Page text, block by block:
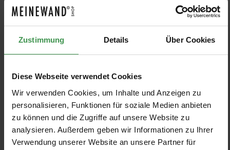
Zustimmung Details Über Cookies
Diese Webseite verwendet Cookies
Wir verwenden Cookies, um Inhalte und Anzeigen zu
personalisieren, Funktionen für soziale Medien anbieten
zu können und die Zugriffe auf unsere Website zu
analysieren. Außerdem geben wir Informationen zu Ihrer
Verwendung unserer Website an unsere Partner für
+3
5 %
Carta da parati Zen
5 %
Carta da parati Marion
Sandberg
3 Colors
Da 120,65 € 127,00 €
5%
Carta da parati Lise
Sandberg
3 Colors Da 102,60 €